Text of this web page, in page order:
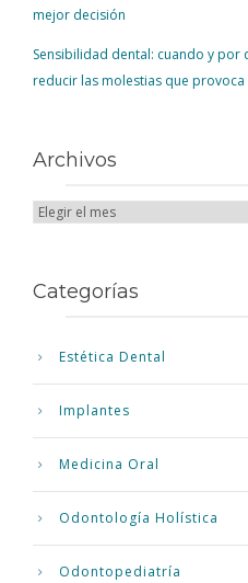
mejor decisión
Sensibilidad dental: cuando y
reducir las molestias que provoca
Archivos
Categorías
Estética Dental
Implantes
Medicina Oral
Odontología Holística
Odontopediatría